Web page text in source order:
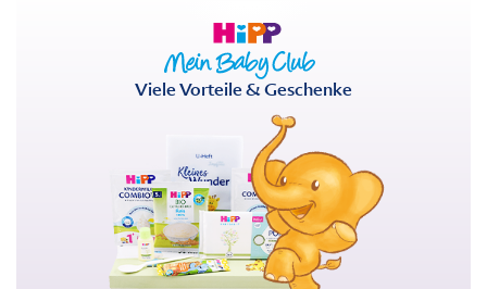
Viele Vorteile & Geschenke